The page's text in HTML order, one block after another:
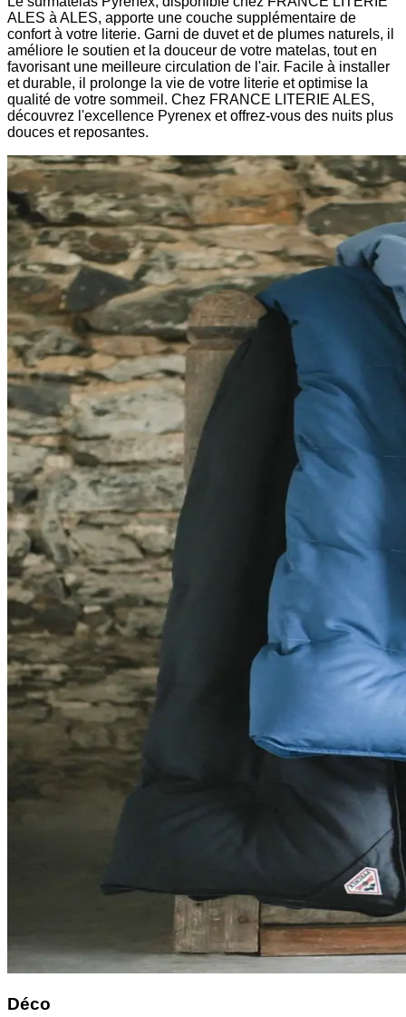
ALES à ALES, apporte une couche supplémentaire de
confort à votre literie. Garni de duvet et de plumes naturels, il
améliore le soutien et la douceur de votre matelas, tout en
favorisant une meilleure circulation de l'air. Facile à installer
et durable, il prolonge la vie de votre literie et optimise la
qualité de votre sommeil. Chez FRANCE LITERIE ALES,
découvrez l'excellence Pyrenex et offrez-vous des nuits plus
douces et reposantes.
Déco